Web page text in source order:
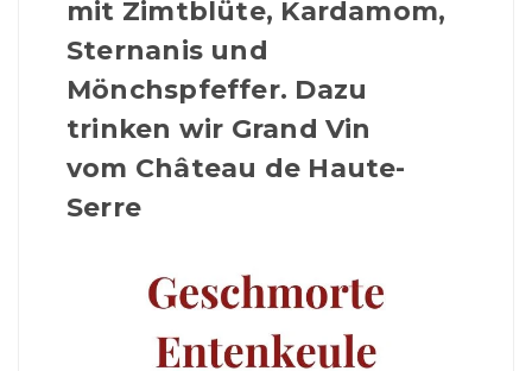
mit Zimtblüte, Kardamom,
Sternanis und
Mönchspfeffer. Dazu
trinken wir Grand Vin
vom Château de Haute-
Serre